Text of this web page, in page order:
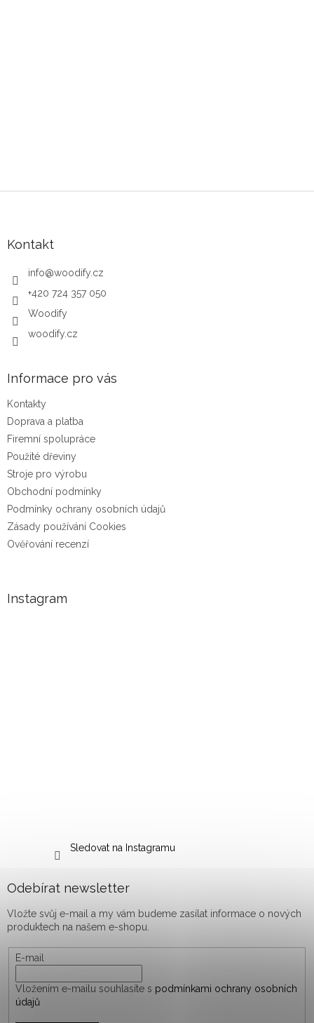
Kontakt
info@woodify.cz
+420 724 357 050
Woodify
woodify.cz
Informace pro vás
Kontakty
Doprava a platba
Firemní spolupráce
Použité dřeviny
Stroje pro výrobu
Obchodní podmínky
Podmínky ochrany osobních údajů
Zásady používání Cookies
Ověřování recenzí
Instagram
Sledovat na Instagramu
Odebírat newsletter
Vložte svůj e-mail a my vám budeme zasílat informace o nových
produktech na našem e-shopu.
E-mail
Vložením e-mailu souhlasíte s podmínkami ochrany osobních
údajů